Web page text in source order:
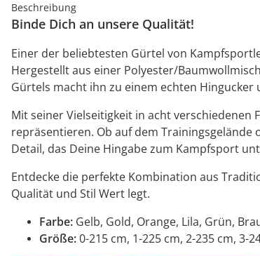
Beschreibung
Binde Dich an unsere Qualität!
Einer der beliebtesten Gürtel von
Hergestellt aus einer Polyester/
Gürtels macht ihn zu einem echten Hingucker
Mit seiner Vielseitigkeit in acht verschiedenen
repräsentieren. Ob auf dem
Detail, das Deine Hingabe zum Kampfsport
Entdecke die perfekte Kombination aus
Qualität und Stil Wert legt.
Farbe: Gelb, Gold, Orange, Lila, Grün,
Größe:0-215 cm, 1-225 cm, 2-235 cm, 3-